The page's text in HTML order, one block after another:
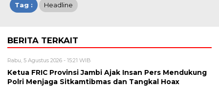
Tag : Headline
BERITA TERKAIT
Rabu, 5 Agustus 2026 - 15:21 WIB
Ketua FRIC Provinsi Jambi Ajak Insan Pers Mendukung
Polri Menjaga Sitkamtibmas dan Tangkal Hoax